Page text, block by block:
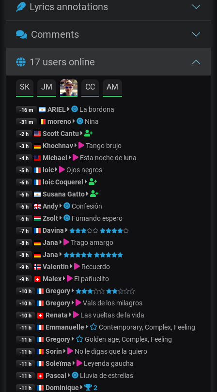
Lyrics annotations
Comments
17 users online
SK JM CC AM
-16 m ARIEL La bordona
-31 m moreno Nina
-2 h Scott Cantu
-3 h Khochnav Tango brujo
-4 h Michael Esta noche de luna
-5 h loic Ojos negros
-6 h loic Coquerel
-6 h Susana Gatto
-6 h Andy Confesión
-6 h Zsolt Fumando espero
-7 h Davina
-8 h Jana Trago amargo
-8 h Jana
-9 h Valentin Recuerdo
-9 h Malex El pañuelito
-10 h Gregory
-10 h Gregory Vals de los milagros
-10 h Renata Las vueltas de la vida
-11 h Emmanuelle Contemporary, Complex, Feeling
-11 h Gregory Golden age, Complex, Feeling
-11 h Sorin No le digas que la quiero
-11 h Soleïma Leyenda gaucha
-11 h Pascal Lluvia de estrellas
-11 h Dominique 2